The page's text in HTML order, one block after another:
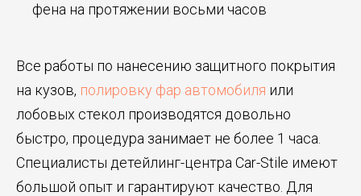
фена на протяжении восьми часов
Все работы по нанесению защитного покрытия
на кузов, полировку фар автомобиля или
лобовых стекол производятся довольно
быстро, процедура занимает не более 1 часа.
Специалисты детейлинг-центра Car-Stile имеют
большой опыт и гарантируют качество. Для